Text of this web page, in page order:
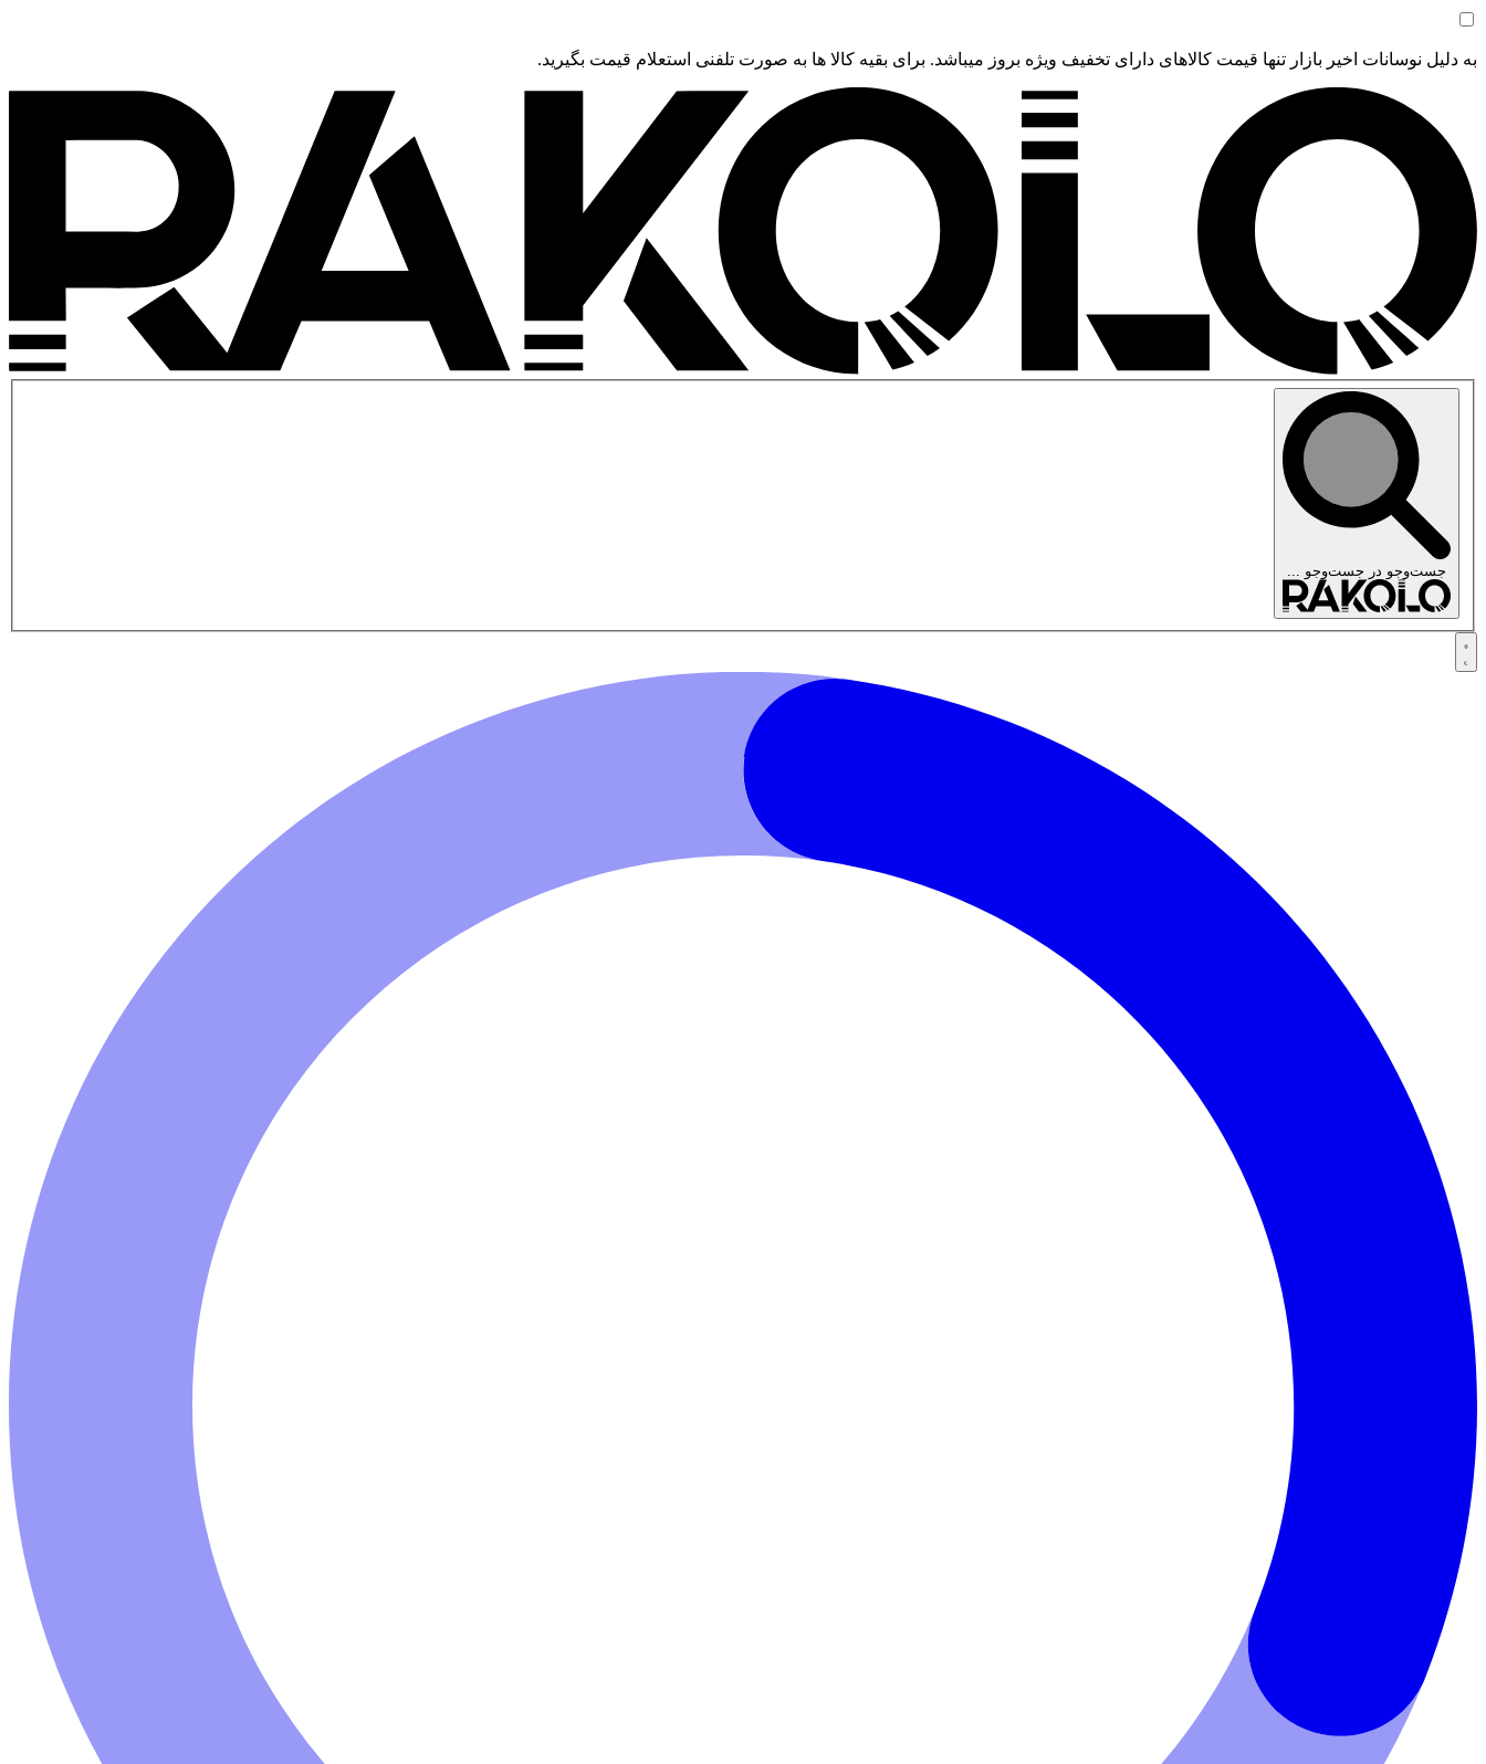
به دلیل نوسانات اخیر بازار تنها قیمت کالاهای دارای تخفیف ویژه بروز میباشد. برای بقیه کالا ها به صورت تلفنی استعلام قیمت بگیرید.
جست‌وجو در جست‌وجو ...